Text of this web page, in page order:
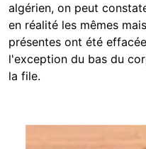
algérien, on peut
en réalité les mêmes
présentes ont été
l'exception du bas du
la file.